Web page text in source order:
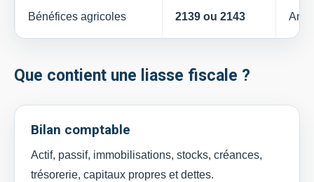
Bénéfices agricoles 2139 ou 2143
Que contient une liasse fiscale ?
Bilan comptable
Actif, passif, immobilisations, stocks, créances,
trésorerie, capitaux propres et dettes.